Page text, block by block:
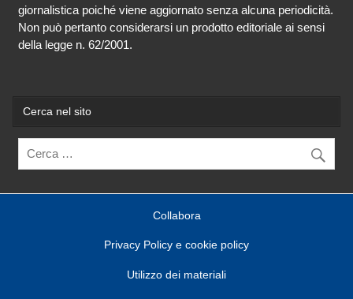
giornalistica poiché viene aggiornato senza alcuna periodicità.
Non può pertanto considerarsi un prodotto editoriale ai sensi
della legge n. 62/2001.
Cerca nel sito
Collabora
Privacy Policy e cookie policy
Utilizzo dei materiali